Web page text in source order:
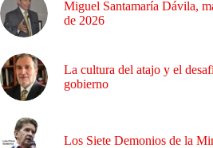
Miguel Santamaría Dávila,
de 2026
La cultura del atajo y el
gobierno
Los Siete Demonios de la